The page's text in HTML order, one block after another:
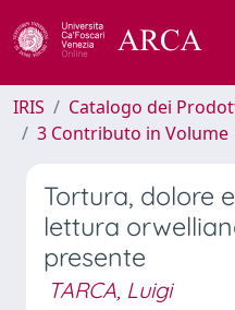
IRIS
Catalogo dei
3 Contributo in Volume
Tortura, dolore
lettura
presente
TARCA, Luigi